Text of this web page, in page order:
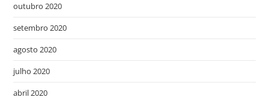
outubro 2020
setembro 2020
agosto 2020
julho 2020
abril 2020